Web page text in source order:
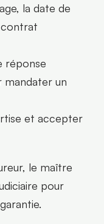
la date de
réponse
mandater un
et accepter
le maître
pour